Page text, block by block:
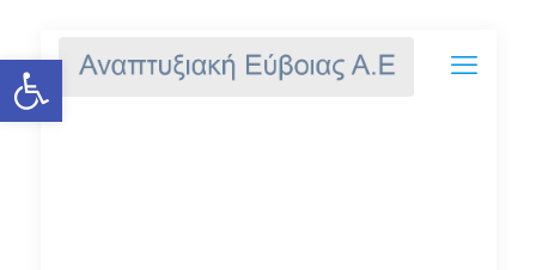
Ανοίξτε τη γραμμή εργαλείων